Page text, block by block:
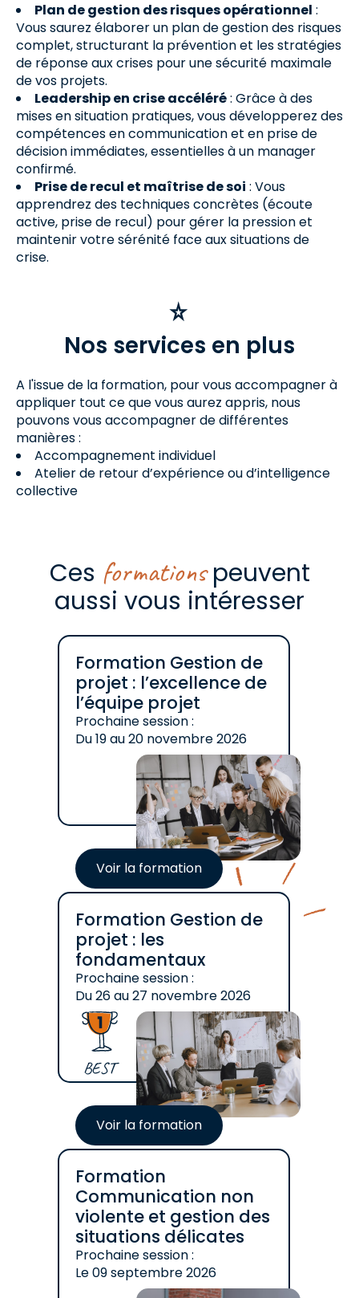
Plan de gestion des risques opérationnel :
Vous saurez élaborer un plan de gestion des risques
complet, structurant la prévention et les stratégies
de réponse aux crises pour une sécurité maximale
de vos projets.
Leadership en crise accéléré: Grâce à des
mises en situation pratiques, vous développerez des
compétences en communication et en prise de
décision immédiates, essentielles à un manager
confirmé.
Prise de recul et maîtrise de soi : Vous
apprendrez des techniques concrètes (écoute
active, prise de recul) pour gérer la pression et
maintenir votre sérénité face aux situations de
crise.
Nos services en plus
A l'issue de la formation, pour vous accompagner à
appliquer tout ce que vous aurez appris, nous
pouvons vous accompagner de différentes
manières :
Accompagnement individuel
Atelier de retour d’expérience ou d’intelligence
collective
Ces formationspeuvent
aussi vous intéresser
Formation Gestion de
projet : l’excellence de
l’équipe projet
Prochaine session :
Du19au20 novembre 2026
Voir la formation
Formation Gestion de
projet : les
fondamentaux
BEST
Prochaine session :
Du26au27 novembre 2026
Voir la formation
Formation
Communication non
violente et gestion des
situations délicates
Prochaine session :
Le09 septembre 2026